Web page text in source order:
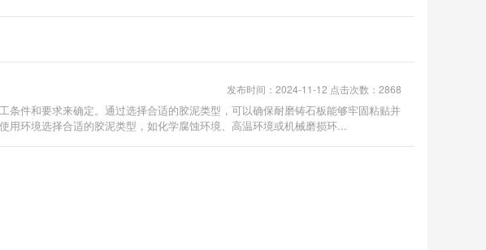
发布时间：2024-11-12 点击次数：2868
条件和要求来确定。通过选择合适的胶泥类型，可以确保耐磨铸石板能够牢固粘贴并
用环境选择合适的胶泥类型，如化学腐蚀环境、高温环境或机械磨损环...